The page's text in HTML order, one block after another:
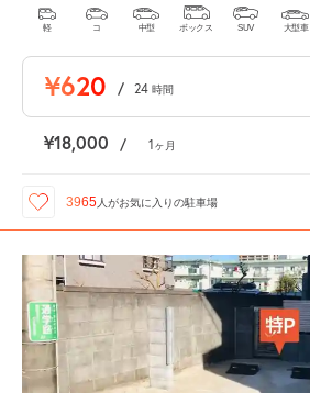
軽 コ 中型 ボックス SUV 大型車
¥620 / 24 時間
¥18,000 / 1ヶ月
3965 人がお気に入りの駐車場